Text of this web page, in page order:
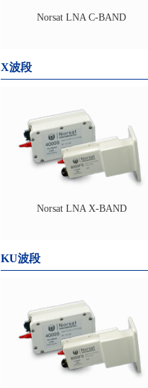
Norsat LNA C-BAND
X波段
Norsat LNA X-BAND
KU波段